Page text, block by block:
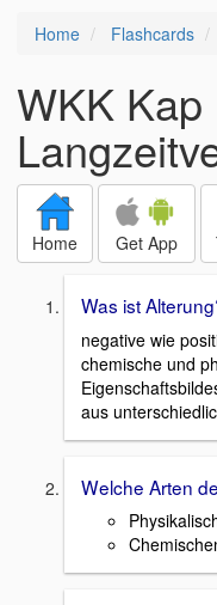
Home Flashcards
WKK Kap
Home Get App
Was ist
negative wie
chemische und
aus
Welche Arten